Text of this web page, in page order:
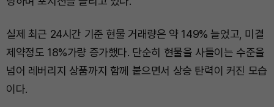
실제 최근 24시간 기준 현물 거래량은 약 149% 늘었고, 미결
제약정도 18%가량 증가했다. 단순히 현물을 사들이는 수준을
넘어 레버리지 상품까지 함께 붙으면서 상승 탄력이 커진 모습
이다.